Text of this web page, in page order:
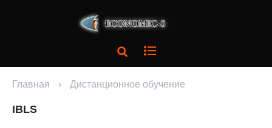
Главная › Дистанционное обучение
IBLS